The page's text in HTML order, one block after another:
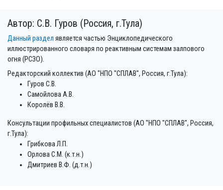
Автор: С.В. Гуров (Россия, г.Тула)
Данный раздел является частью Энциклопедического
иллюстрированного словаря по реактивным системам залпового
огня (РСЗО).
Редакторский коллектив (АО "НПО "СПЛАВ", Россия, г.Тула):
Гуров С.В.
Самойлова А.В.
Королёв В.В.
Консультации профильных специалистов (АО "НПО "СПЛАВ", Россия,
г.Тула):
Грибкова Л.П.
Орлова С.М. (к.т.н.)
Дмитриев В.Ф. (д.т.н.)